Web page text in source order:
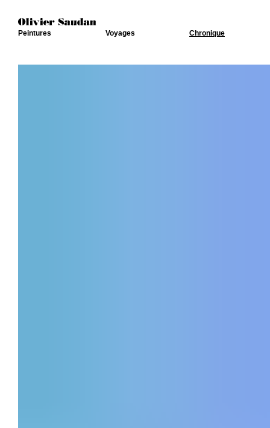
Peintures Voyages Chronique